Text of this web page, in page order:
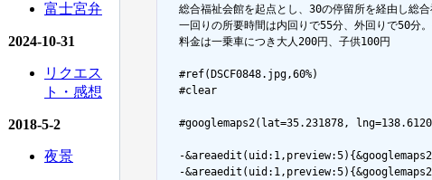
富士宮弁
2024-10-31
リクエス
ト・感想
2018-5-2
夜景
総合福祉会館を起点とし、30の停留所を経由し総
一回りの所要時間は内回りで55分、外回りで50分
  料金は一乗車につき大人200円、子供100円
  #ref(DSCF0848.jpg,60%)
  #clear
#googlemaps2(lat=35.231878,
-
-